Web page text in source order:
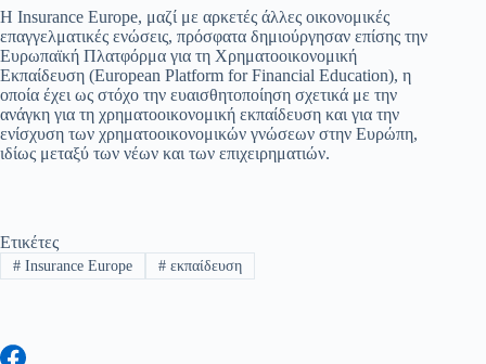
Η Insurance Europe, μαζί με αρκετές άλλες οικονομικές
επαγγελματικές ενώσεις, πρόσφατα δημιούργησαν επίσης την
Ευρωπαϊκή Πλατφόρμα για τη Χρηματοοικονομική
Εκπαίδευση (European Platform for Financial Education), η
οποία έχει ως στόχο την ευαισθητοποίηση σχετικά με την
ανάγκη για τη χρηματοοικονομική εκπαίδευση και για την
ενίσχυση των χρηματοοικονομικών γνώσεων στην Ευρώπη,
ιδίως μεταξύ των νέων και των επιχειρηματιών.
Ετικέτες
#Insurance Europe #εκπαίδευση